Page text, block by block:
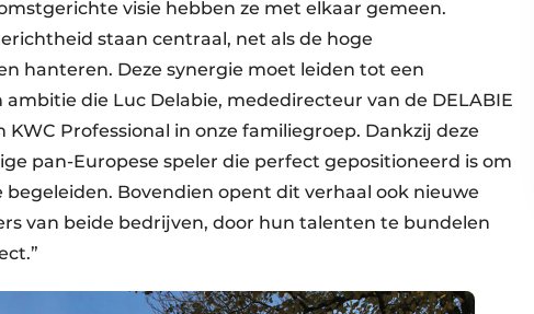
visie hebben ze met elkaar gemeen.
staan centraal, net als de hoge
hanteren. Deze synergie moet leiden tot een
die Luc Delabie, mededirecteur van de DELABIE
Professional in onze familiegroep. Dankzij deze
pan-Europese speler die perfect gepositioneerd is om
Bovendien opent dit verhaal ook nieuwe
van beide bedrijven, door hun talenten te bundelen